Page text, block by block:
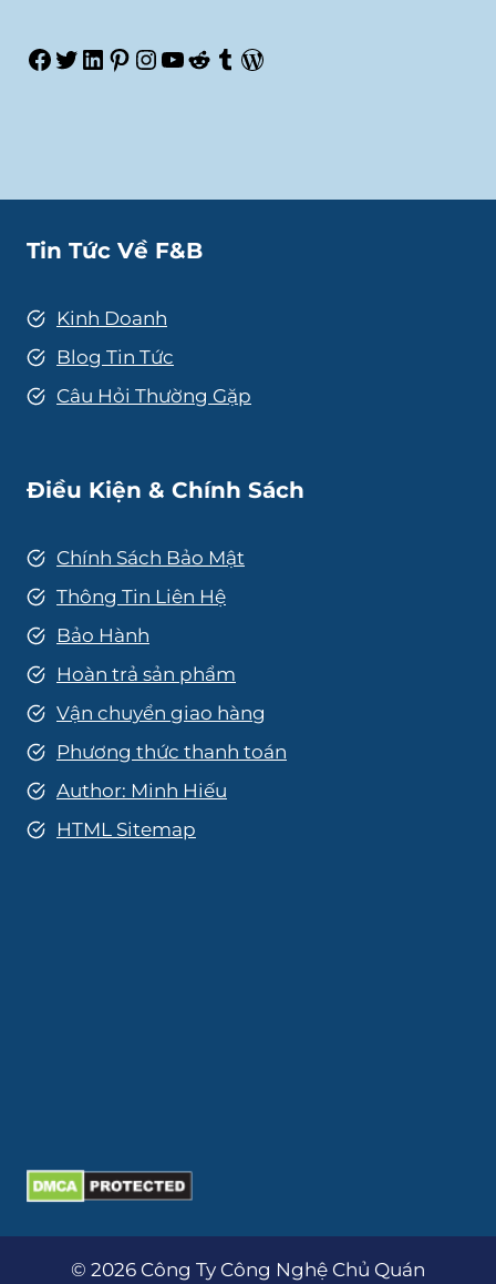
Facebook
Twitter
LinkedIn
Pinterest
Instagram
Youtube
Reddit
Tumblr
WordPress
Tin Tức Về F&B
Kinh Doanh
Blog Tin Tức
Câu Hỏi Thường Gặp
Điều Kiện & Chính Sách
Chính Sách Bảo Mật
Thông Tin Liên Hệ
Bảo Hành
Hoàn trả sản phẩm
Vận chuyển giao hàng
Phương thức thanh toán
Author: Minh Hiếu
HTML Sitemap
© 2026 Công Ty Công Nghệ Chủ Quán